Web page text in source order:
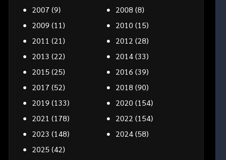
2007 (9) 2008 (8)
2009 (11) 2010 (15)
2011 (21) 2012 (28)
2013 (22) 2014(33)
2015 (25) 2016 (39)
2017 (52) 2018 (90)
2019 (133) 2020 (154)
2021 (178) 2022 (154)
2023 (148) 2024(58)
2025 (42)